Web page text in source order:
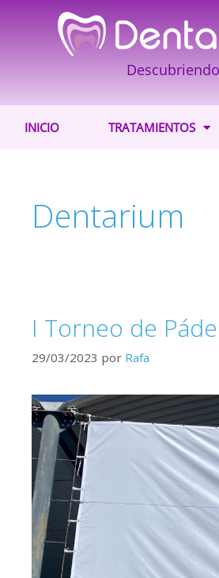
INICIO TRATAMIENTOS
Dentarium
I Torneo de
29/03/2023 por Rafa